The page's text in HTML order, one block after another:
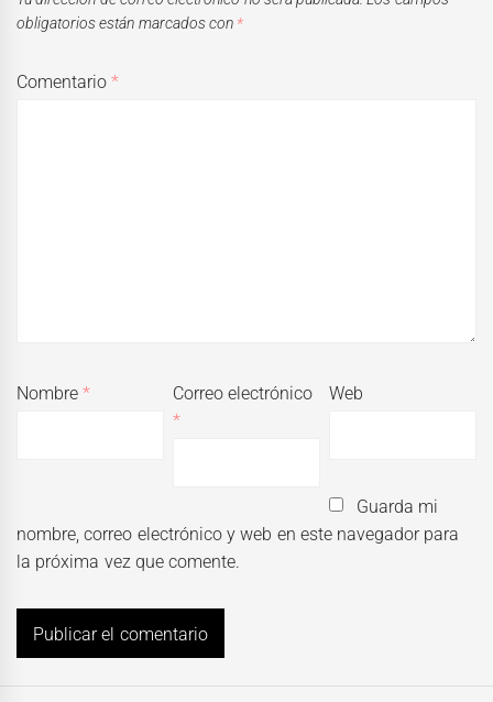
obligatorios están marcados con *
Comentario*
Nombre*
Correo electrónico
*
Web
Guarda mi
nombre, correo electrónico y web en este navegador para
la próxima vez que comente.